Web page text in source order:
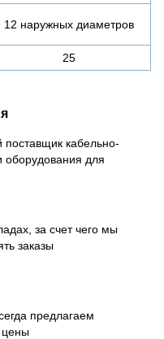
12 наружных диаметров
25
кабельно-
оборудования для
за счет чего мы
заказы
предлагаем
цены